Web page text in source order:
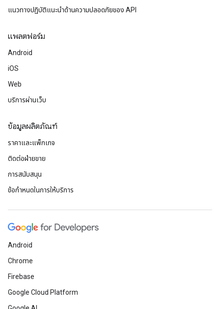
แนวทางปฏิบัติแนะนําด้านความปลอดภัยของ API
แพลตฟอร์ม
Android
iOS
Web
บริการผ่านเว็บ
ข้อมูลผลิตภัณฑ์
ราคาและแพ็กเกจ
ติดต่อฝ่ายขาย
การสนับสนุน
ข้อกำหนดในการให้บริการ
Android
Chrome
Firebase
Google Cloud Platform